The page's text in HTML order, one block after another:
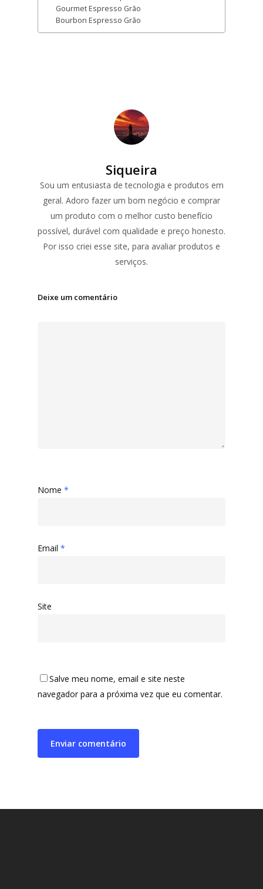
Gourmet Espresso Grão
Bourbon Espresso Grão
Siqueira
Sou um entusiasta de tecnologia e produtos em
geral. Adoro fazer um bom negócio e comprar
um produto com o melhor custo benefício
possível, durável com qualidade e preço honesto.
Por isso criei esse site, para avaliar produtos e
serviços.
Deixe um comentário
Nome *
Email *
Site
Salve meu nome, email e site neste
navegador para a próxima vez que eu comentar.